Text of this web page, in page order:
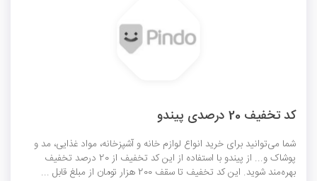
کد تخفیف 20 درصدی پیندو
شما می‌توانید برای خرید انواع لوازم خانه و آشپزخانه، مواد غذایی، مد و
پوشاک و... از پیندو با استفاده از این کد تخفیف از 20 درصد تخفیف
بهره‌مند شوید. این کد تخفیف تا سقف 200 هزار تومان از مبلغ قابل ...